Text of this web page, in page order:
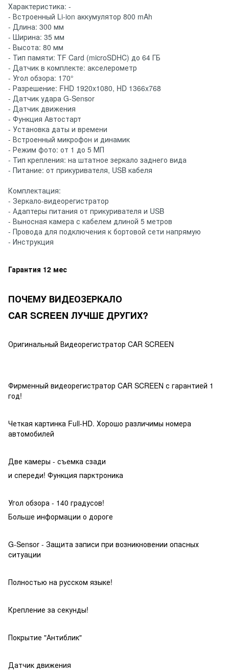
Характеристика: -
- Встроенный Li-ion аккумулятор 800 mAh
- Длина: 300 мм
- Ширина: 35 мм
- Высота: 80 мм
- Тип памяти: TF Card (microSDHC) до 64 ГБ
- Датчик в комплекте: акселерометр
- Угол обзора: 170°
- Разрешение: FHD 1920x1080, HD 1366x768
- Датчик удара G-Sensor
- Датчик движения
- Функция Автостарт
- Установка даты и времени
- Встроенный микрофон и динамик
- Режим фото: от 1 до 5 МП
- Тип крепления: на штатное зеркало заднего вида
- Питание: от прикуривателя, USB кабеля
Комплектация:
- Зеркало-видеорегистратор
- Адаптеры питания от прикуривателя и USB
- Выносная камера с кабелем длиной 5 метров
- Провода для подключения к бортовой сети напрямую
- Инструкция
Гарантия 12 мес
ПОЧЕМУ ВИДЕОЗЕРКАЛО
CAR SCREEN ЛУЧШЕ ДРУГИХ?
Оригинальный Видеорегистратор CAR SCREEN
Фирменный видеорегистратор CAR SCREEN с гарантией 1
год!
Четкая картинка Full-HD. Хорошо различимы номера
автомобилей
Две камеры - съемка сзади
и спереди! Функция парктроника
Угол обзора - 140 градусов!
Больше информации о дороге
G-Sensor - Защита записи при возникновении опасных
ситуации
Полностью на русском языке!
Крепление за секунды!
Покрытие "Антиблик"
Датчик движения